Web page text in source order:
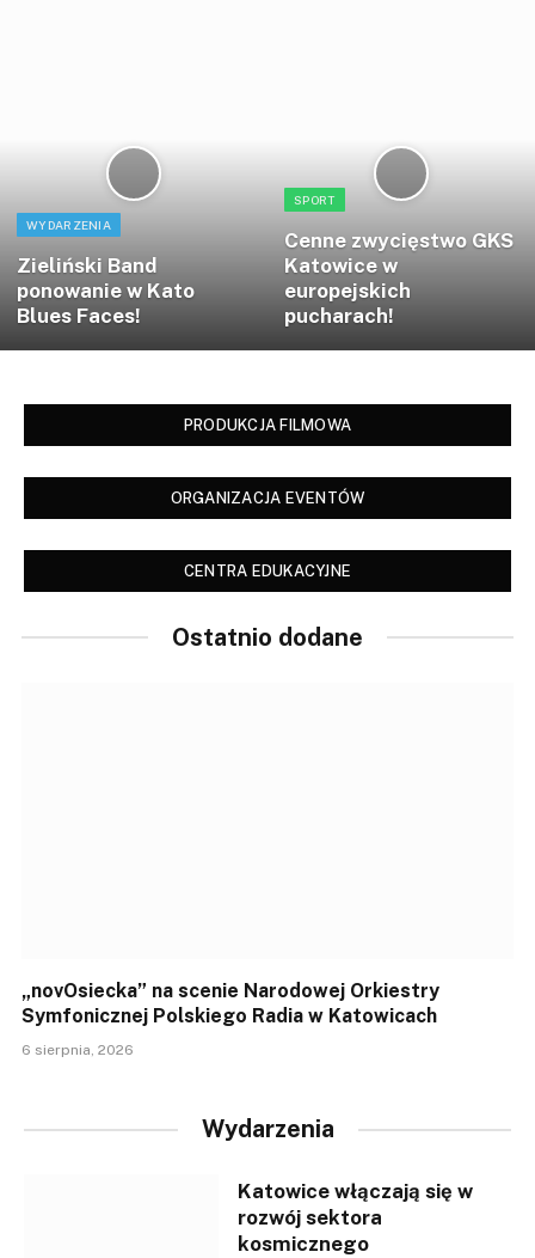
WYDARZENIA
Zieliński Band
ponowanie w Kato
Blues Faces!
SPORT
Cenne zwycięstwo GKS
Katowice w
europejskich
pucharach!
PRODUKCJA FILMOWA
ORGANIZACJA EVENTÓW
CENTRA EDUKACYJNE
Ostatnio dodane
„novOsiecka” na scenie Narodowej Orkiestry
Symfonicznej Polskiego Radia w Katowicach
6 sierpnia, 2026
Wydarzenia
Katowice włączają się w
rozwój sektora
kosmicznego